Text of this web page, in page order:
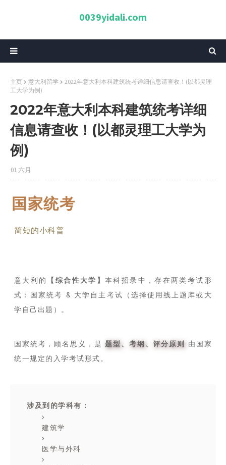
0039yidali.com
主页 意大利留学
2022年意大利本科建筑统考详细信息请查收！(以都灵理
工大学为例)
2022年意大利本科建筑统考详细
信息请查收！(以都灵理工大学为
例)
01 六月
国家统考
简短的小科普
意大利的 【综合性大学】本科招录中，存在两类考试形
式： 国家统考 & 大学自主考试（选择使用线上题库或大
学自己出题）。
国家统考，顾名思义，是题型、考纲、评分原则 由国家
统一规定的入学考试形式。
涉及到的学科有：
建筑学
医学与外科